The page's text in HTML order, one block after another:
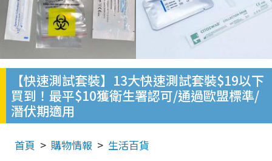
【快速測試套裝】13大快速測試套裝$19以下
買到！最平$10獲衛生署認可/通過歐盟標準/
潛伏期適用
首頁 購物情報 生活百貨